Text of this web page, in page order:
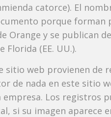
catorce). El
porque
Orange y se publican
Florida (EE. UU.).
sitio web provienen de
de nada en este sitio
empresa. Los registros
si su imagen aparece